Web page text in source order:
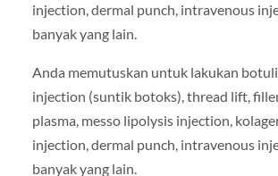
injection, dermal punch, intravenous
banyak yang lain.
Anda memutuskan untuk lakukan
injection (suntik botoks), thread lift,
plasma, messo lipolysis injection,
injection, dermal punch, intravenous
banyak yang lain.